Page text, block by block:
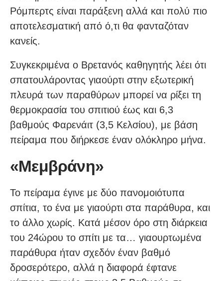
Ρόμπερτς είναι παράξενη αλλά και πολύ πιο
αποτελεσματική από ό,τι θα φανταζόταν
κανείς.
Συγκεκριμένα ο Βρετανός καθηγητής λέει ότι
σπατουλάροντας γιαούρτι στην εξωτερική
πλευρά των παραθύρων μπορεί να ρίξει τη
θερμοκρασία του σπιτιού έως και 6,3
βαθμούς Φαρενάιτ (3,5 Κελσίου), με βάση
πείραμα που διήρκεσε έναν ολόκληρο μήνα.
«Μεμβράνη»
Το πείραμα έγινε με δύο πανομοιότυπα
σπίτια, το ένα με γιαούρτι στα παράθυρα, και
το άλλο χωρίς. Κατά μέσον όρο στη διάρκεια
του 24ώρου το σπίτι με τα… γιαουρτωμένα
παράθυρα ήταν σχεδόν έναν βαθμό
δροσερότερο, αλλά η διαφορά έφτανε